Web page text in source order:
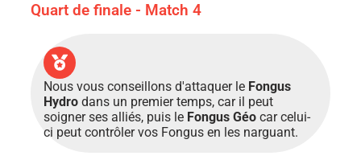
Quart de finale - Match 4
Nous vous conseillons d'attaquer le Fongus
Hydro dans un premier temps, car il peut
soigner ses alliés, puis le Fongus Géo car celui-
ci peut contrôler vos Fongus en les narguant.